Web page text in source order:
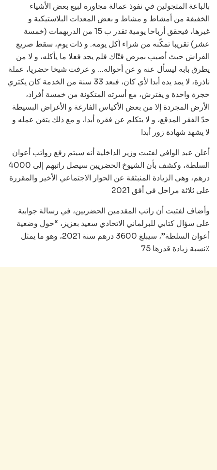
بالباعة المتجولين في نفوذ عمالة مجاورة لبيع بعض الأشياء
الخفيفة من أمشاط و مشاط و بعض المعدات البلاستيكية و
غيرها، فيحقق أرباحا يومية تقدر ب 15 من الدريهمات (خمسة
عشر) تقريبا تمكّنه من شراء أكل يومه. و ذات يوم، سقط صريع
الفراش حيث أصيب بمرض فتّاك فلم يجد فعلا ما يأكله، و لا من
يطرق بابه ليسأل عنه و عن أحواله… و عرفت شيخا حضريا، عملة
ناذرة، لا يمد يده أبدا لأي كان، فبعد 33 سنة من الخدمة كان يكتري
حجرة واحدة و يفترش، مع أسرته المتكونة من خمسة أفراد،
الأرض المجردة إلا من بعض الأكياس الفارغة و الأغراض البسيطة
حدّ الفقر المدقع، و لا يتكلم عن فقره أبدا، و مع ذلك يتقن عمله و
لا يشهد شهادة زور أبدا
أعلن عبد الوافي لفتيت وزير الداخلية أنه سيتم رفع رواتب أعوان
السلطة، وكشف بأن الشيوخ الحضريين سيصل راتبهم إلى 4000
درهم، وهي الزيادة المنبثقة عن الحوار الاجتماعي الأخير والمقررة
على ثلاثة مراحل في أفق 2021
وأضاف لفتيت أن راتب المقدمين الحضريين، في رسالة جوابية
على سؤال كتابي للبرلماني الاتحادي سعيد بعزيز، “حول وضعية
أعوان السلطة”، سيبلغ 3600 درهم سنة 2021، وهو ما يمثل
نسبة زيادة قدرها 75٪